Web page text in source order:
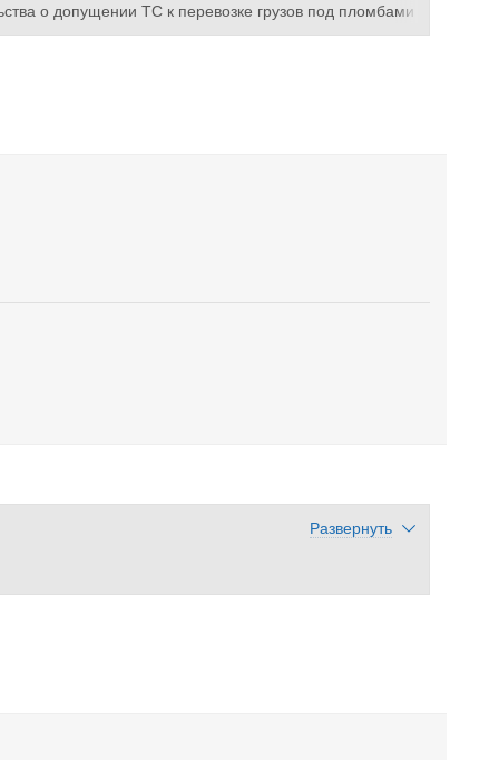
о допущении ТС к перевозке грузов под пломбами
Развернуть